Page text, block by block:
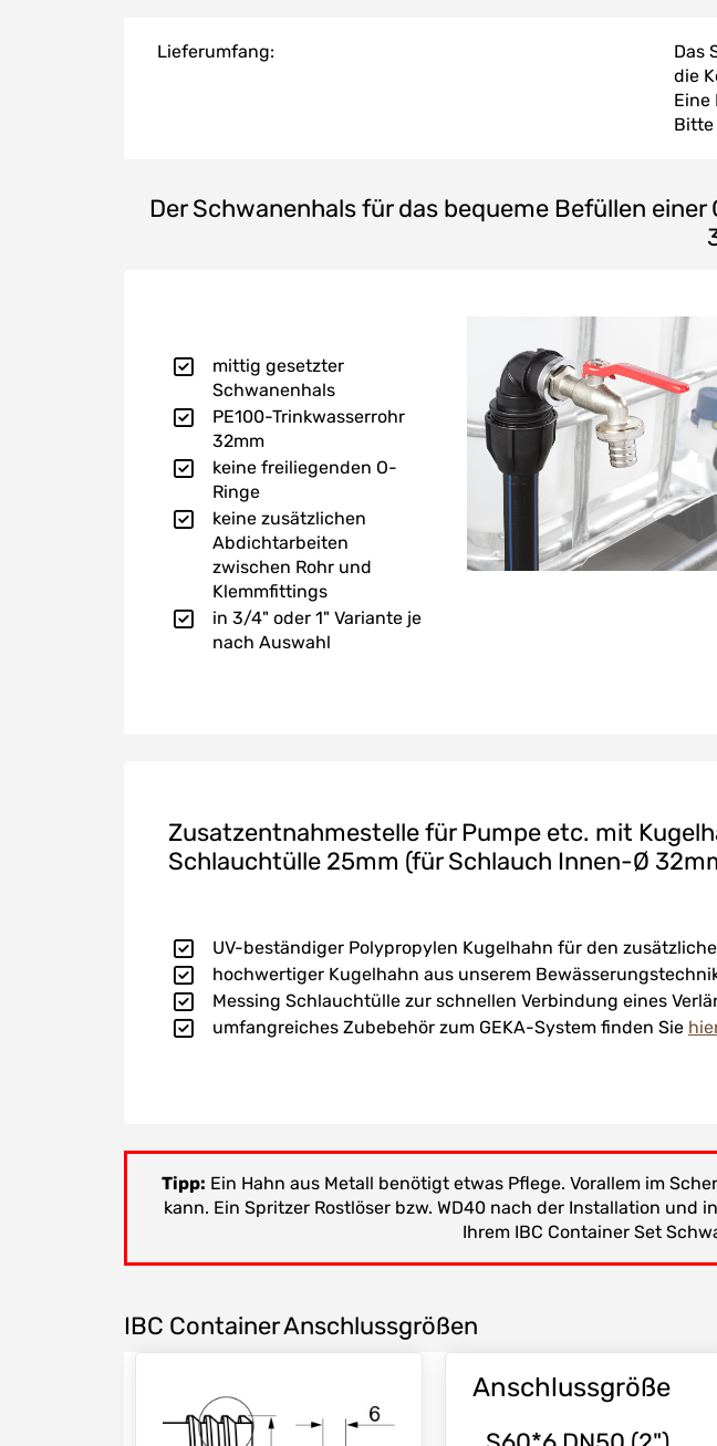
Lieferumfang:
Das
die
Eine
Bitte
Der Schwanenhals für das bequeme Befüllen einer
mittig gesetzter
Schwanenhals
PE100-Trinkwasserrohr
32mm
keine freiliegenden O-
Ringe
keine zusätzlichen
Abdichtarbeiten
zwischen Rohr und
Klemmfittings
in 3/4" oder 1" Variante je
nach Auswahl
Zusatzentnahmestelle für Pumpe etc. mit
Schlauchtülle 25mm (für Schlauch Innen-Ø
UV-beständiger Polypropylen Kugelhahn für den
hochwertiger Kugelhahn aus unserem
Messing Schlauchtülle zur schnellen Verbindung eines
umfangreiches Zubebehör zum GEKA-System finden Sie
Tipp: Ein Hahn aus Metall benötigt etwas Pflege. Vorallem im
kann. Ein Spritzer Rostlöser bzw. WD40 nach der Installation
Ihrem IBC Container Set
IBC Container Anschlussgrößen
Anschlussgröße